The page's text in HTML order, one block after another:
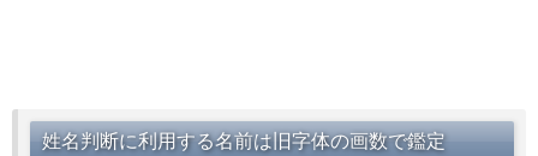
姓名判断に利用する名前は旧字体の画数で鑑定